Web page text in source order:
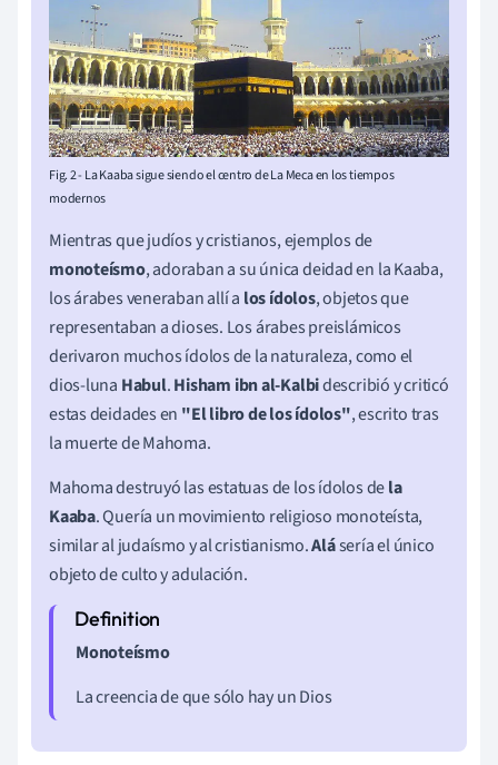
Fig. 2 - La Kaaba sigue siendo el centro de La Meca en los tiempos
modernos
Mientras que judíos y cristianos, ejemplos de
monoteísmo, adoraban a su única deidad en la Kaaba,
los árabes veneraban allí a los ídolos, objetos que
representaban a dioses. Los árabes preislámicos
derivaron muchos ídolos de la naturaleza, como el
dios-luna Habul.Hisham ibn al-Kalbidescribió y criticó
estas deidades en "El libro de los ídolos", escrito tras
la muerte de Mahoma.
Mahoma destruyó las estatuas de los ídolos dela
Kaaba. Quería un movimiento religioso monoteísta,
similar al judaísmo y al cristianismo.Alásería el único
objeto de culto y adulación.
Monoteísmo
La creencia de que sólo hay un Dios